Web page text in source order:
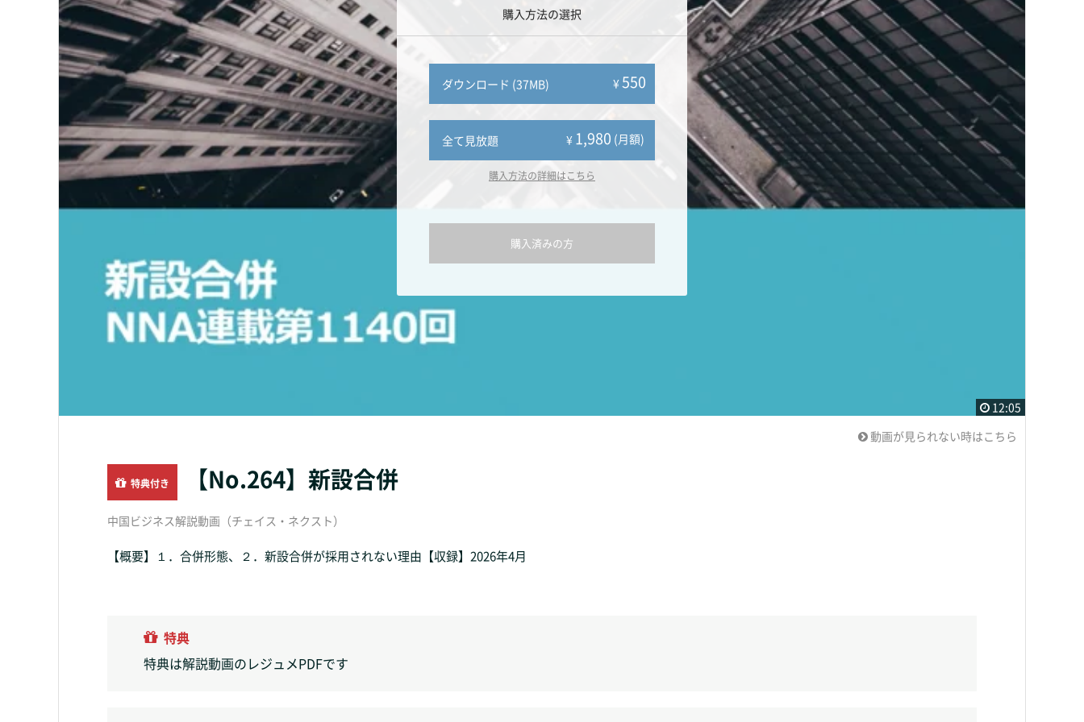
購入方法の選択
ダウンロード (37MB) ¥550
全て見放題 ¥ 1,980 (月額)
購入方法の詳細はこちら
購入済みの方
12:05
動画が見られない時はこちら
特典付き 【No.264】新設合併
中国ビジネス解説動画（チェイス・ネクスト）
【概要】１．合併形態、２．新設合併が採用されない理由【収録】2026年4月
特典
特典は解説動画のレジュメPDFです